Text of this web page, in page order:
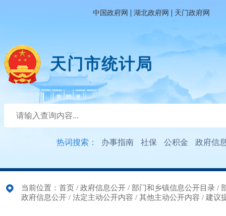
中国政府网 | 湖北政府网 | 天门政府网
天门市统计局
热词搜索： 办事指南 社保 公积金 政府信
当前位置： 首页 / 政府信息公开 / 部门和乡镇信息公开目录 /
政府信息公开 / 法定主动公开内容 / 其他主动公开内容 / 建议